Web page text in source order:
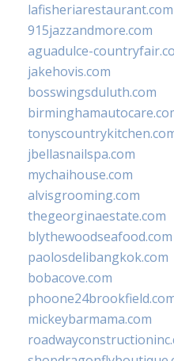
lafisheriarestaurant.com
915jazzandmore.com
aguadulce-
jakehovis.com
bosswingsduluth.com
jbellasnailspa.com
mychaihouse.com
alvisgrooming.com
thegeorginaestate.com
blythewoodseafood.com
paolosdelibangkok.com
bobacove.com
mickeybarmama.com